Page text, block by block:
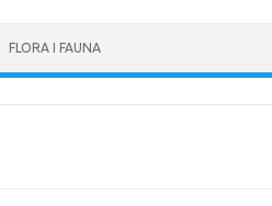
FLORA I FAUNA